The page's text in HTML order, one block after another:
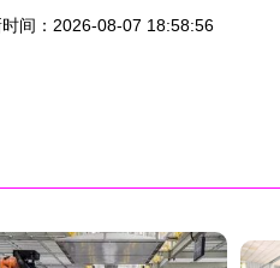
间：2026-08-07 18:58:56